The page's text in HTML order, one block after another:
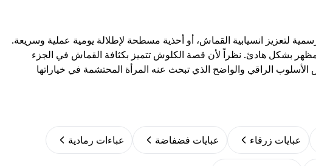
لتعزيز انسيابية القماش، أو أحذية مسطحة لإطلالة يومية عملية وسريعة.
بشكل هادئ. نظراً لأن قصة الكلوش تتميز بكثافة القماش في الجزء
الراقي والواضح الذي تبحث عنه المرأة المحتشمة في خياراتها
عبايات زرقاء عبايات فضفاضة عباءات رمادية